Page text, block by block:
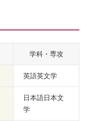
学科・専攻
英語英文学
日本語日本文
学